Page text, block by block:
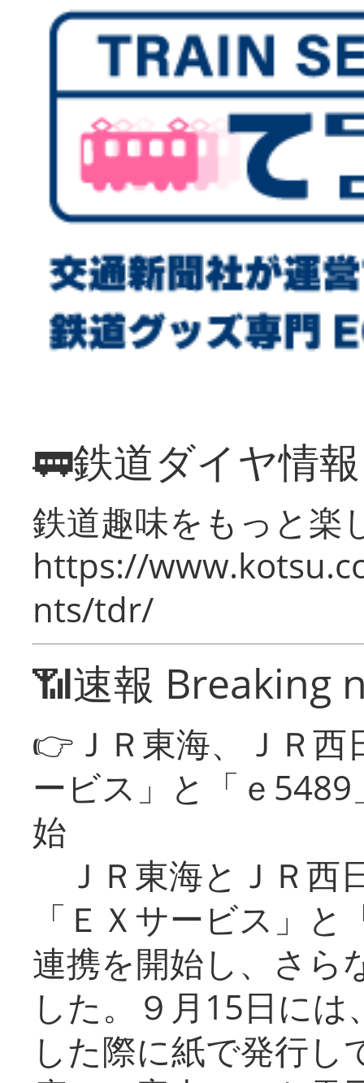
🚃鉄道ダイヤ情
鉄道趣味をもっと楽
https://
nts/tdr/
📶速報 Breaking
👉ＪＲ東海、ＪＲ
ービス」と「ｅ
始
ＪＲ東海とＪＲ西
「ＥＸサービス」
連携を開始し、さら
した。９月15日に
した際に紙で発行し